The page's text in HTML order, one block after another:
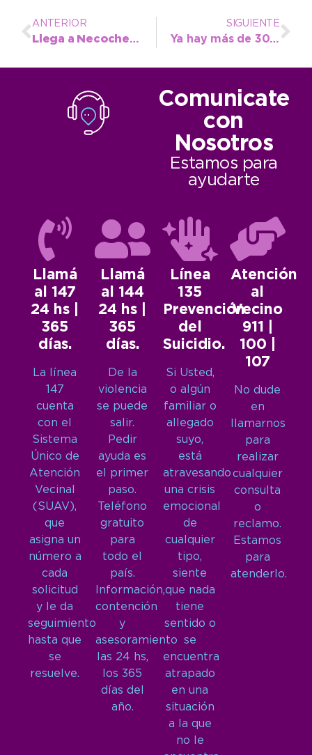
ANTERIOR
Llega a Necochea la segunda edición del Festival Internacional “Lady Tango”
SIGUIENTE
Ya hay más de 300 consultas por becas municipales para estudiantes de nivel superior
Comunicate
con
Nosotros
Estamos para
ayudarte
Llamá
al 147
24 hs |
365
días.
La línea
147
cuenta
con el
Sistema
Único de
Atención
Vecinal
(SUAV),
que
asigna un
número a
cada
solicitud
y le da
seguimiento
hasta que
se
resuelve.
Llamá
al 144
24 hs |
365
días.
De la
violencia
se puede
salir.
Pedir
ayuda es
el primer
paso.
Teléfono
gratuito
para
todo el
país.
Información,
contención
y
asesoramiento
las 24 hs,
los 365
días del
año.
Línea
135
Prevención
del
Suicidio.
Si Usted,
o algún
familiar o
allegado
suyo,
está
atravesando
una crisis
emocional
de
cualquier
tipo,
siente
que nada
tiene
sentido o
se
encuentra
atrapado
en una
situación
a la que
no le
Atención
al
Vecino
911 |
100 |
107
No dude
en
llamarnos
para
realizar
cualquier
consulta
o
reclamo.
Estamos
para
atenderlo.